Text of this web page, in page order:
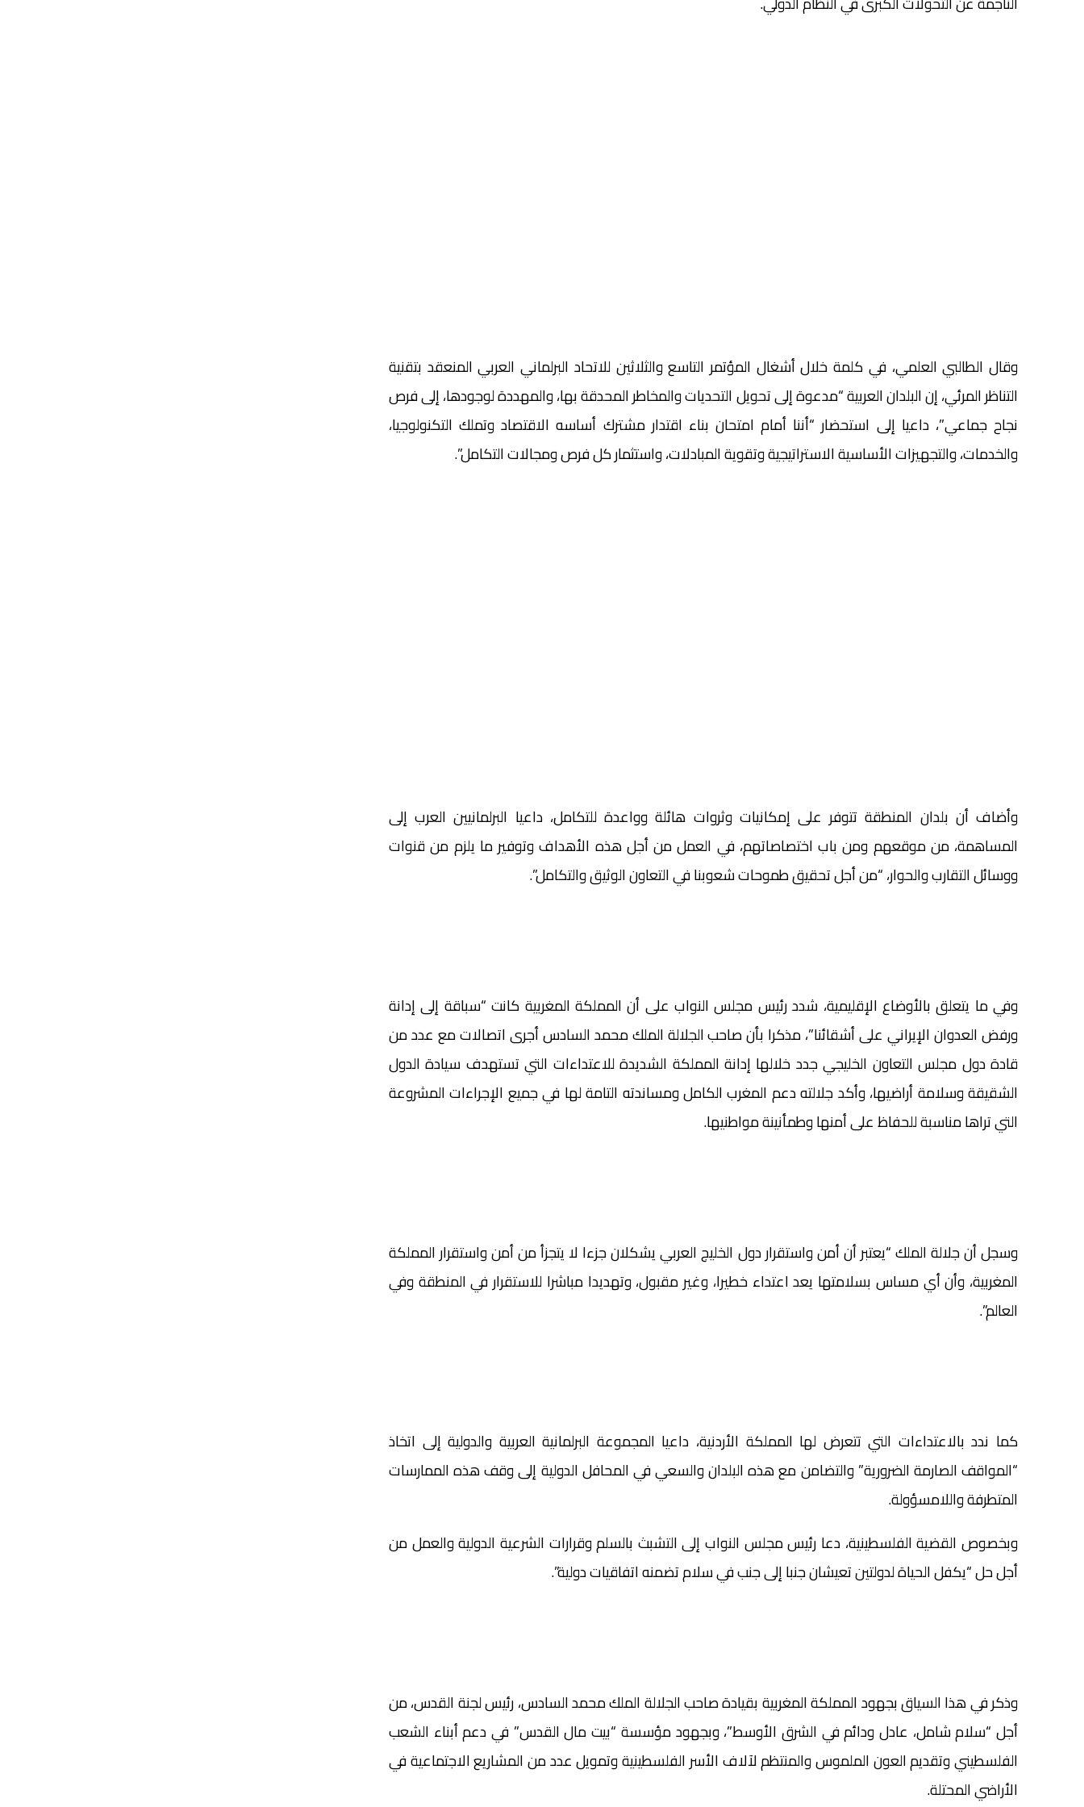
وقال الطالبي العلمي، في كلمة خلال أشغال المؤتمر التاسع والثلاثين للاتحاد البرلماني العربي المنعقد بتقنية
التناظر المرئي، إن البلدان العربية “مدعوة إلى تحويل التحديات والمخاطر المحدقة بها، والمهددة لوجودها، إلى فرص
نجاح جماعي”، داعيا إلى استحضار “أننا أمام امتحان بناء اقتدار مشترك أساسه الاقتصاد وتملك التكنولوجيا،
والخدمات، والتجهيزات الأساسية الاستراتيجية وتقوية المبادلات، واستثمار كل فرص ومجالات التكامل”.
وأضاف أن بلدان المنطقة تتوفر على إمكانيات وثروات هائلة وواعدة للتكامل، داعيا البرلمانيين العرب إلى
المساهمة، من موقعهم ومن باب اختصاصاتهم، في العمل من أجل هذه الأهداف وتوفير ما يلزم من قنوات
ووسائل التقارب والحوار، “من أجل تحقيق طموحات شعوبنا في التعاون الوثيق والتكامل”.
وفي ما يتعلق بالأوضاع الإقليمية، شدد رئيس مجلس النواب على أن المملكة المغربية كانت “سباقة إلى إدانة
ورفض العدوان الإيراني على أشقائنا”، مذكرا بأن صاحب الجلالة الملك محمد السادس أجرى اتصالات مع عدد من
قادة دول مجلس التعاون الخليجي جدد خلالها إدانة المملكة الشديدة للاعتداءات التي تستهدف سيادة الدول
الشقيقة وسلامة أراضيها، وأكد جلالته دعم المغرب الكامل ومساندته التامة لها في جميع الإجراءات المشروعة
التي تراها مناسبة للحفاظ على أمنها وطمأنينة مواطنيها.
وسجل أن جلالة الملك “يعتبر أن أمن واستقرار دول الخليج العربي يشكلان جزءا لا يتجزأ من أمن واستقرار المملكة
المغربية، وأن أي مساس بسلامتها يعد اعتداء خطيرا، وغير مقبول، وتهديدا مباشرا للاستقرار في المنطقة وفي
العالم”.
كما ندد بالاعتداءات التي تتعرض لها المملكة الأردنية، داعيا المجموعة البرلمانية العربية والدولية إلى اتخاذ
“المواقف الصارمة الضرورية” والتضامن مع هذه البلدان والسعي في المحافل الدولية إلى وقف هذه الممارسات
المتطرفة واللامسؤولة.
وبخصوص القضية الفلسطينية، دعا رئيس مجلس النواب إلى التشبث بالسلم وقرارات الشرعية الدولية والعمل من
أجل حل “يكفل الحياة لدولتين تعيشان جنبا إلى جنب في سلام تضمنه اتفاقيات دولية”.
وذكر في هذا السياق بجهود المملكة المغربية بقيادة صاحب الجلالة الملك محمد السادس، رئيس لجنة القدس، من
أجل “سلام شامل، عادل ودائم في الشرق الأوسط”، وبجهود مؤسسة “بيت مال القدس” في دعم أبناء الشعب
الفلسطيني وتقديم العون الملموس والمنتظم لآلاف الأسر الفلسطينية وتمويل عدد من المشاريع الاجتماعية في
الأراضي المحتلة.